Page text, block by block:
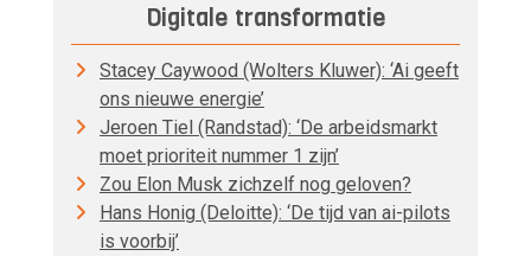
Digitale transformatie
Stacey Caywood (Wolters Kluwer): ‘Ai geeft
ons nieuwe energie’
Jeroen Tiel (Randstad): ‘De arbeidsmarkt
moet prioriteit nummer 1 zijn’
Zou Elon Musk zichzelf nog geloven?
Hans Honig (Deloitte): ‘De tijd van ai-pilots
is voorbij’